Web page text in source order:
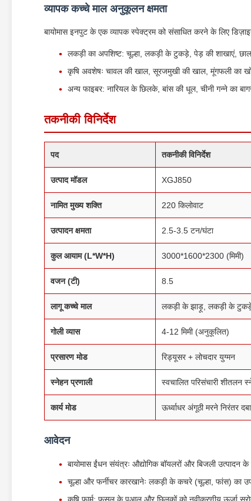
व्यापक कच्चे माल अनुकूलन क्षमता
बायोमास इनपुट के एक व्यापक स्पेक्ट्रम को संसाधित करने के लिए
लकड़ी का अपशिष्ट: चूल्हा, लकड़ी के टुकड़े, पेड़ की शाखाएं,
कृषि अवशेषः चावल की खाल, सूरजमुखी की खाल, मूंगफली
अन्य फाइबर: नारियल के छिलके, बांस की धूल, चीनी गन्ने का
तकनीकी विनिर्देश
पद तकनीकी विनिर्देश
उत्पाद मॉडल XGJ850
नामित मुख्य शक्ति 220 किलोवाट
उत्पादन क्षमता 2.5-3.5 टन/घंटा
कुल आयाम (L*W*H) 3000*1600*2300 (मिमी)
वजन (टी) 8.5
लागू कच्चे माल लकड़ी के झाड़ू, लकड़ी के
गोली व्यास 4-12 मिमी (अनुकूलित)
प्रसारण मोड रिड्यूसर + लोचदार युग्मन
स्नेहन प्रणाली स्वचालित परिसंचारी शीतलन
कार्य मोड ऊर्ध्वाधर अंगूठी मरने निरंतर
आवेदन
बायोमास ईंधन संयंत्रः औद्योगिक बॉयलरों और बिजली उत्पादन
चूल्हा और फर्नीचर कारखानेः लकड़ी के कचरे (चूल्हा, फांस) का